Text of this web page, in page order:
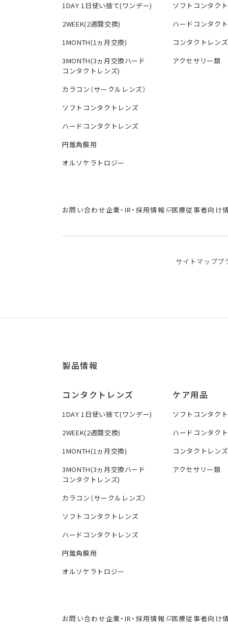
1DAY 1日使い捨て(ワンデー)
2WEEK(2週間交換)
1MONTH(1ヵ月交換)
3MONTH(3ヵ月交換ハード
コンタクトレンズ)
カラコン（サークルレンズ）
ソフトコンタクトレンズ
ハードコンタクトレンズ
円錐角膜用
オルソケラトロジー
ソフトコンタク
ハードコンタク
コンタクトレン
アクセサリー類
お問い合わせ企業・IR・採用情報 医療従事者向け
サイトマッププ
製品情報
コンタクトレンズ
1DAY 1日使い捨て(ワンデー)
2WEEK(2週間交換)
1MONTH(1ヵ月交換)
3MONTH(3ヵ月交換ハード
コンタクトレンズ)
カラコン（サークルレンズ）
ソフトコンタクトレンズ
ハードコンタクトレンズ
円錐角膜用
オルソケラトロジー
ケア用品
ソフトコンタク
ハードコンタク
コンタクトレン
アクセサリー類
お問い合わせ企業・IR・採用情報 医療従事者向け